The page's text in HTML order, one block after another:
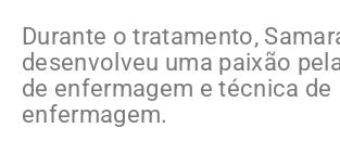
Durante o tratamento,
desenvolveu uma paixão
de enfermagem e técnica de
enfermagem.